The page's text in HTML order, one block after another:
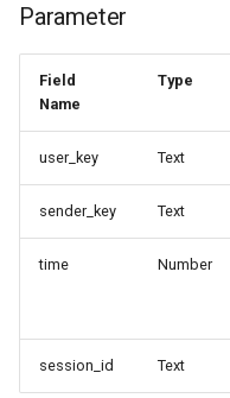
Parameter
Field
Name
Type
user_key Text
sender_key Text
time Number
session_id Text